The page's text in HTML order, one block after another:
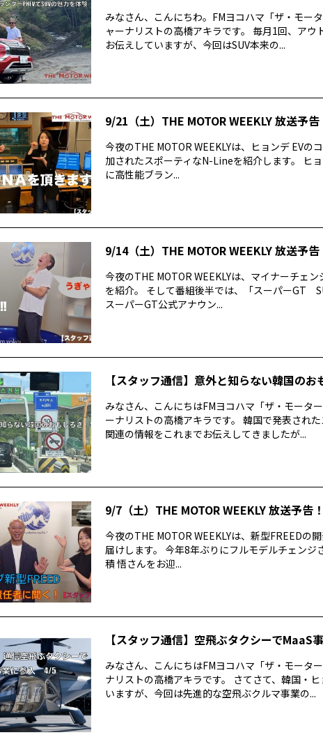
みなさん、こんにちわ。FMヨコハマ「ザ・モー
ャーナリストの高橋アキラです。 毎月1回、アウ
お伝えしていますが、今回はSUV本来の...
9/21（土）THE MOTOR WEEKLY 放送予告
今夜のTHE MOTOR WEEKLYは、ヒョンデ EVの
加されたスポーティなN-Lineを紹介します。 ヒ
に高性能ブラン...
9/14（土）THE MOTOR WEEKLY 放送予告
今夜のTHE MOTOR WEEKLYは、マイナーチェン
を紹介。 そして番組後半では、「スーパーGT
スーパーGT公式アナウン...
【スタッフ通信】意外と知らない韓国の
みなさん、こんにちはFMヨコハマ「ザ・モータ
ーナリストの高橋アキラです。 韓国で発表され
関連の情報をこれまでお伝えしてきましたが...
9/7（土）THE MOTOR WEEKLY 放送予告！
今夜のTHE MOTOR WEEKLYは、新型FREEDの
届けします。 今年8年ぶりにフルモデルチェンジ
積 悟さんをお迎...
【スタッフ通信】空飛ぶタクシーで
みなさん、こんにちはFMヨコハマ「ザ・モータ
ナリストの高橋アキラです。 さてさて、韓国・
いますが、今回は先進的な空飛ぶクルマ事業の...